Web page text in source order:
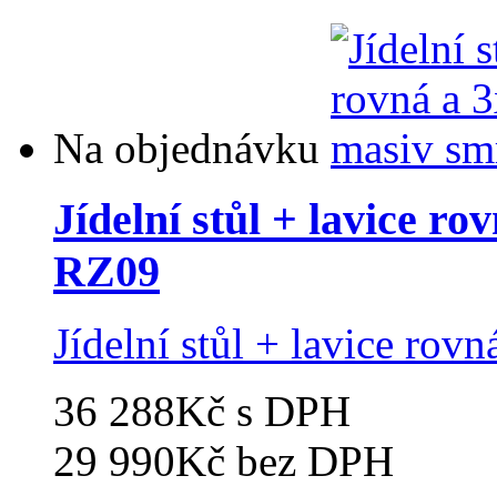
Na objednávku
Jídelní stůl + lavice
RZ09
Jídelní stůl + lavice
36 288Kč s DPH
29 990Kč bez DPH